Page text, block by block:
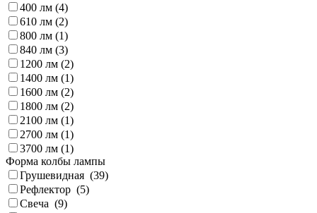
400 лм (4)
610 лм (2)
800 лм (1)
840 лм (3)
1200 лм (2)
1400 лм (1)
1600 лм (2)
1800 лм (2)
2100 лм (1)
2700 лм (1)
3700 лм (1)
Форма колбы лампы
Грушевидная (39)
Рефлектор (5)
Свеча (9)